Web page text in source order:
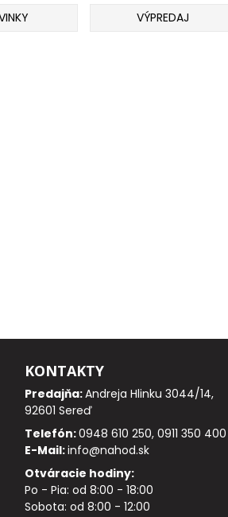
VÝPREDAJ
KONTAKTY
Predajňa:Andreja Hlinku 3044/14,
92601 Sereď
Telefón:0948 610 250, 0911 350 400
E-Mail:info@nahod.sk
Otváracie hodiny:
Po - Pia: od 8:00 - 18:00
Sobota: od 8:00 - 12:00